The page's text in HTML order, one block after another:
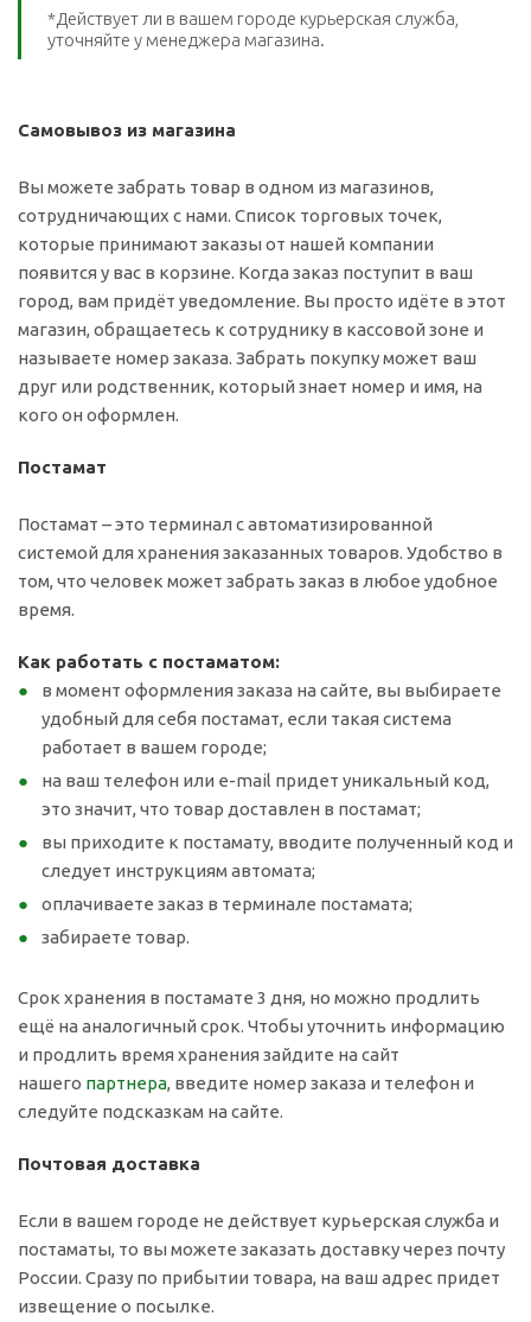
*Действует ли в вашем городе курьерская служба,
уточняйте у менеджера магазина.
Самовывоз из магазина
Вы можете забрать товар в одном из магазинов,
сотрудничающих с нами. Список торговых точек,
которые принимают заказы от нашей компании
появится у вас в корзине. Когда заказ поступит в ваш
город, вам придёт уведомление. Вы просто идёте в этот
магазин, обращаетесь к сотруднику в кассовой зоне и
называете номер заказа. Забрать покупку может ваш
друг или родственник, который знает номер и имя, на
кого он оформлен.
Постамат
Постамат – это терминал с автоматизированной
системой для хранения заказанных товаров. Удобство в
том, что человек может забрать заказ в любое удобное
время.
Как работать с постаматом:
в момент оформления заказа на сайте, вы выбираете
удобный для себя постамат, если такая система
работает в вашем городе;
на ваш телефон или e-mail придет уникальный код,
это значит, что товар доставлен в постамат;
вы приходите к постамату, вводите полученный код и
следует инструкциям автомата;
оплачиваете заказ в терминале постамата;
забираете товар.
Срок хранения в постамате 3 дня, но можно продлить
ещё на аналогичный срок. Чтобы уточнить информацию
и продлить время хранения зайдите на сайт
нашего партнера, введите номер заказа и телефон и
следуйте подсказкам на сайте.
Почтовая доставка
Если в вашем городе не действует курьерская служба и
постаматы, то вы можете заказать доставку через почту
России. Сразу по прибытии товара, на ваш адрес придет
извещение о посылке.